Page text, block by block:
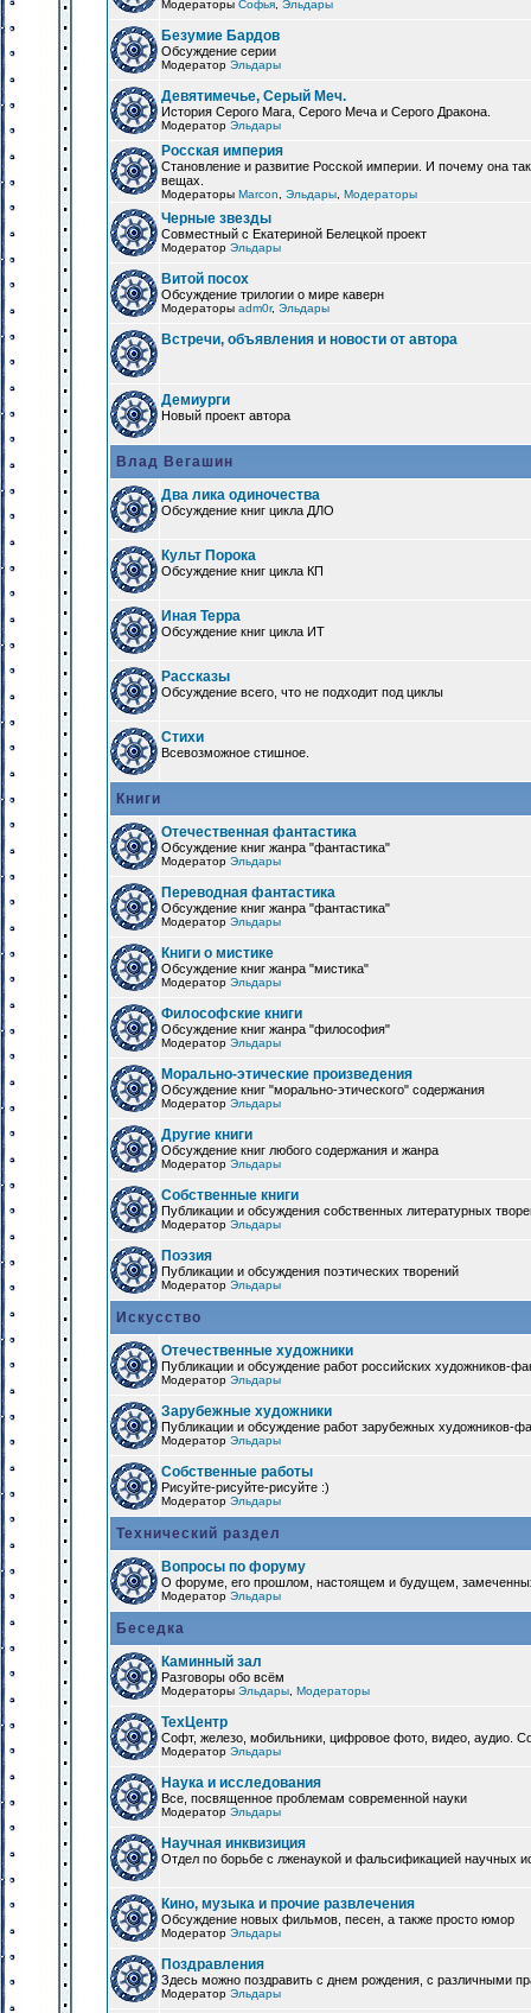
Модераторы Софья Эльдары
Безумие Бардов
Обсуждение серии
Модератор Эльдары
Девятимечье, Серый Меч.
История Серого Мага, Серого Меча и Серого Дракона.
Модератор Эльдары
Росская империя
Становление и развитие Росской империи. И почему она
вещах.
Модераторы Marcon Эльдары Модераторы
Черные звезды
Совместный с Екатериной Белецкой проект
Модератор Эльдары
Витой посох
Обсуждение трилогии о мире каверн
Модераторы adm0r, Эльдары
Встречи, объявления и новости от автора
Демиурги
Новый проект автора
Влад Вегашин
Два лика одиночества
Обсуждение книг цикла ДЛО
Культ Порока
Обсуждение книг цикла КП
Иная Терра
Обсуждение книг цикла ИТ
Рассказы
Обсуждение всего, что не подходит под циклы
Стихи
Всевозможное стишное.
Книги
Отечественная фантастика
Обсуждение книг жанра "фантастика"
Модератор Эльдары
Переводная фантастика
Обсуждение книг жанра "фантастика"
Модератор Эльдары
Книги о мистике
Обсуждение книг жанра "мистика"
Модератор Эльдары
Философские книги
Обсуждение книг жанра "философия"
Модератор Эльдары
Морально-этические произведения
Обсуждение книг "морально-этического" содержания
Модератор Эльдары
Другие книги
Обсуждение книг любого содержания и жанра
Модератор Эльдары
Собственные книги
Публикации и обсуждения собственных литературных
Модератор Эльдары
Поэзия
Публикации и обсуждения поэтических творений
Модератор Эльдары
Искусство
Отечественные художники
Публикации и обсуждение работ российских художников-
Модератор Эльдары
Зарубежные художники
Публикации и обсуждение работ зарубежных художников-
Модератор Эльдары
Собственные работы
Рисуйте-рисуйте-рисуйте :)
Модератор Эльдары
Технический раздел
Вопросы по форуму
О форуме, его прошлом, настоящем и будущем,
Модератор Эльдары
Беседка
Каминный зал
Разговоры обо всём
Модераторы Эльдары Модераторы
ТехЦентр
Софт, железо, мобильники, цифровое фото, видео, аудио.
Модератор Эльдары
Наука и исследования
Все, посвященное проблемам современной науки
Модератор Эльдары
Научная инквизиция
Отдел по борьбе с лженаукой и фальсификацией научных
Кино, музыка и прочие развлечения
Обсуждение новых фильмов, песен, а также просто юмор
Модератор Эльдары
Поздравления
Здесь можно поздравить с днем рождения, с различными
Модератор Эльдары